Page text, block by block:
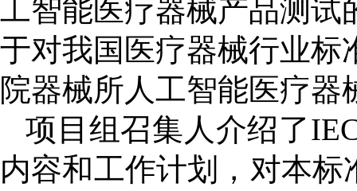
工智能医疗器械产品测试
于对我国医疗器械行业标
院器械所人工智能医疗
项目组召集人介绍了
内容和工作计划，对本